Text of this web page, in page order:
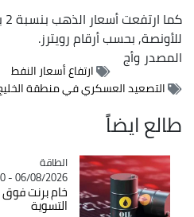
للأونصة, بحسب أرقام رويترز.
المصدروأج
ارتفاع أسعار النفط
التصعيد العسكري في منطقة الخليج
طالع ايضاً
Catégorie
الطاقة
06/08/2026 - 11:10
التسوية